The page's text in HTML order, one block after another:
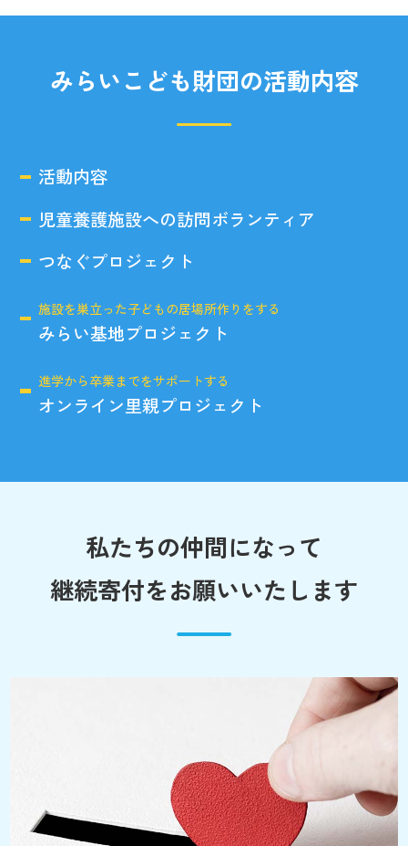
みらいこども財団の活動内容
活動内容
児童養護施設への訪問ボランティア
つなぐプロジェクト
施設を巣立った子どもの居場所作りをする
みらい基地プロジェクト
進学から卒業までをサポートする
オンライン里親プロジェクト
私たちの仲間になって
継続寄付をお願いいたします